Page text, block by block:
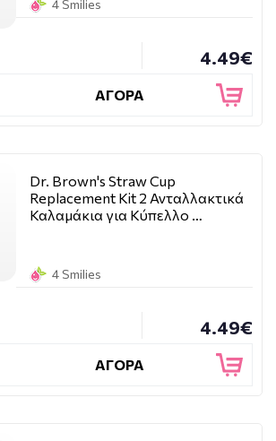
4 Smilies
4.49€
ΑΓΟΡΑ
Dr. Brown's Straw Cup
Replacement Kit 2 Ανταλλακτικά
Καλαμάκια για Κύπελλο …
4 Smilies
4.49€
ΑΓΟΡΑ